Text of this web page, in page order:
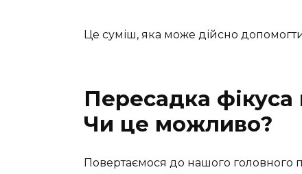
Це суміш, яка може дійсно
Пересадка фікуса
Чи це можливо?
Повертаємося до нашого